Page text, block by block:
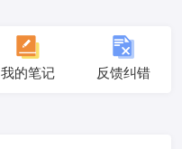
我的笔记 反馈纠错